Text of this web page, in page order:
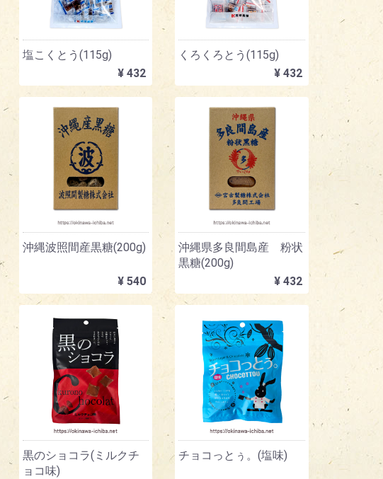
塩こくとう(115g)
¥ 432
くろくろとう(115g)
¥ 432
沖縄波照間産黒糖(200g)
¥ 540
沖縄県多良間島産 粉状
黒糖(200g)
¥ 432
黒のショコラ(ミルクチ
ョコ味)
チョコっとぅ。(塩味)